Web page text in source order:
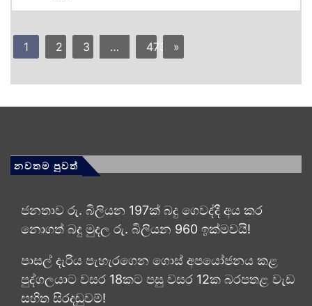
1 2 3 … 473 »
නවතම පුවත්
ජනතාව රු. බිලියන 197ක් බදු ගෙවද්දී අය කර
නොගත් බදු මුදල රු. බිලියන 960 ඉක්මවයි!
පාසල් දැරිය පැහැරගෙන ගොස් අපයෝජනය කළ
පුද්ගලයාට වසර 18කට පසු වසර 12ක බරපතළ වැඩ
සහිත සිරදඬුවම්!